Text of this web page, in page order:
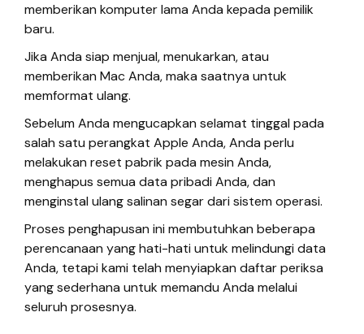
memberikan komputer lama Anda kepada pemilik
baru.
Jika Anda siap menjual, menukarkan, atau
memberikan Mac Anda, maka saatnya untuk
memformat ulang.
Sebelum Anda mengucapkan selamat tinggal pada
salah satu perangkat Apple Anda, Anda perlu
melakukan reset pabrik pada mesin Anda,
menghapus semua data pribadi Anda, dan
menginstal ulang salinan segar dari sistem operasi.
Proses penghapusan ini membutuhkan beberapa
perencanaan yang hati-hati untuk melindungi data
Anda, tetapi kami telah menyiapkan daftar periksa
yang sederhana untuk memandu Anda melalui
seluruh prosesnya.